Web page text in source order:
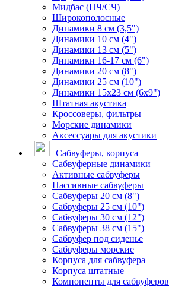
Мидбас (НЧ/СЧ)
Широкополосные
Динамики 8 см (3,5")
Динамики 10 см (4")
Динамики 13 см (5")
Динамики 16-17 см (6")
Динамики 20 см (8")
Динамики 25 см (10")
Динамики 15х23 см (6х9")
Штатная акустика
Кроссоверы, фильтры
Морские динамики
Аксессуары для акустики
Сабвуферы, корпуса
Сабвуферные динамики
Активные сабвуферы
Пассивные сабвуферы
Сабвуферы 20 см (8")
Сабвуферы 25 см (10")
Сабвуферы 30 см (12")
Сабвуферы 38 см (15")
Сабвуфер под сиденье
Сабвуферы морские
Корпуса для сабвуфера
Корпуса штатные
Компоненты для сабвуферов